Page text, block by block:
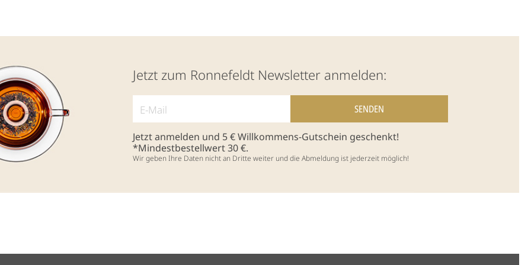
Jetzt zum Ronnefeldt Newsletter anmelden:
Jetzt anmelden und 5 € Willkommens-Gutschein geschenkt!
*Mindestbestellwert 30 €.
Wir geben Ihre Daten nicht an Dritte weiter und die Abmeldung ist jederzeit möglich!